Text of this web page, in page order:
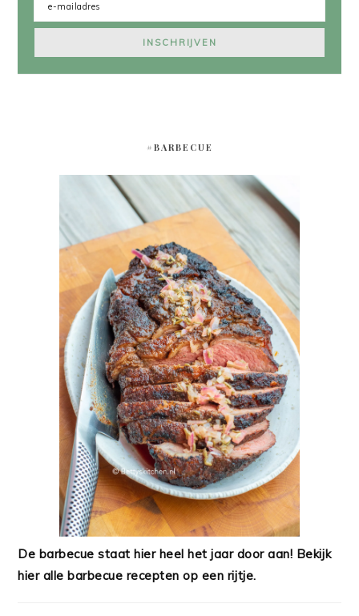
#BARBECUE
De barbecue staat hier heel het jaar door aan! Bekijk
hier alle barbecue recepten op een rijtje.